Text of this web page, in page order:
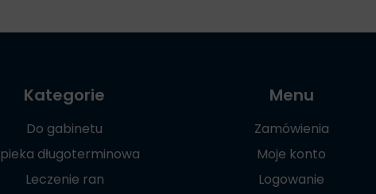
Kategorie
Do gabinetu
długoterminowa
Leczenie ran
Menu
Zamówienia
Moje konto
Logowanie